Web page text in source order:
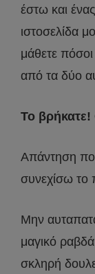
έστω και
ιστοσελίδα
μάθετε
από τα δύο
Το βρήκατε!
Απάντηση
συνεχίσω το
Μην
μαγικό
σκληρή